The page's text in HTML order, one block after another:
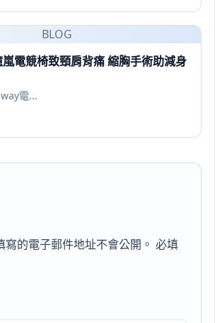
BLOG
電競椅致頸肩背痛 縮胸手術助減身
電...
寫的電子郵件地址不會公開。 必填